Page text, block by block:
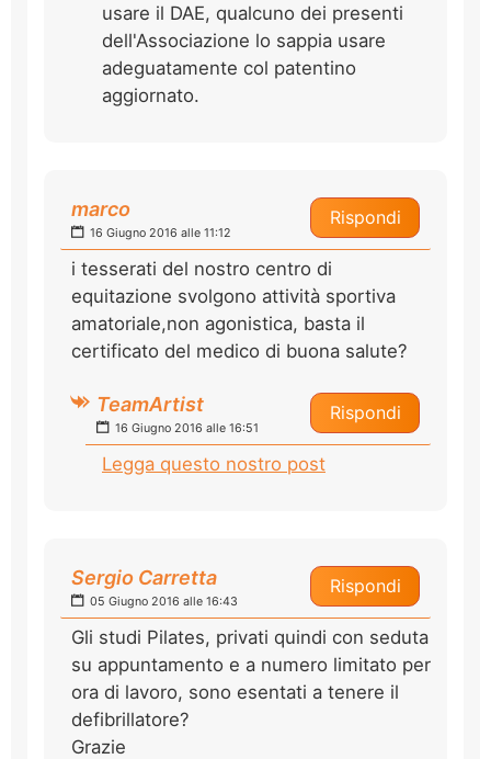
usare il DAE, qualcuno dei presenti
dell'Associazione lo sappia usare
adeguatamente col patentino
aggiornato.
Rispondi
marco
16 Giugno 2016 alle 11:12
i tesserati del nostro centro di
equitazione svolgono attività sportiva
amatoriale,non agonistica, basta il
certificato del medico di buona salute?
Rispondi
TeamArtist
16 Giugno 2016 alle 16:51
Legga questo nostro post
Rispondi
Sergio Carretta
05 Giugno 2016 alle 16:43
Gli studi Pilates, privati quindi con seduta
su appuntamento e a numero limitato per
ora di lavoro, sono esentati a tenere il
defibrillatore?
Grazie